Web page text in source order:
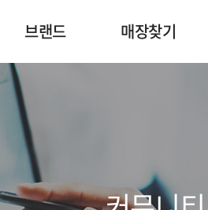
브랜드
승도리네 곱도리탕
매장찾기